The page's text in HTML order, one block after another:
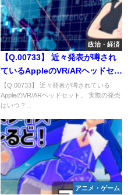
政治・経済
【Q.00733】 近々発表が噂され
ているAppleのVR/ARヘッドセッ
ト。 実際の発売はいつ？
【Q.00733】 近々発表が噂されている
AppleのVR/ARヘッドセット。 実際の発売
はいつ？...
アニメ・ゲーム